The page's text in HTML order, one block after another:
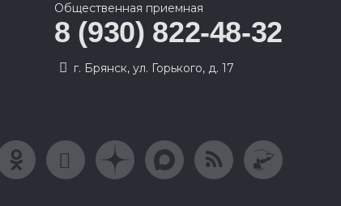
Общественная приемная
8 (930) 822-48-32
г. Брянск, ул. Горького, д. 17